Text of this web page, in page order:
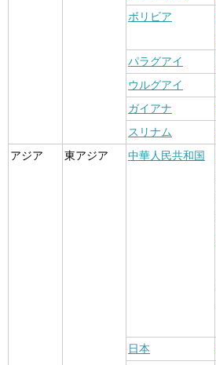
ボリビア
パラグアイ
ウルグアイ
ガイアナ
スリナム
アジア
東アジア 中華人民共和国
日本